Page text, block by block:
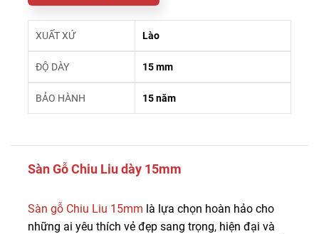
XUẤT XỨ Lào
ĐỘ DÀY 15 mm
BẢO HÀNH 15 năm
Sàn Gỗ Chiu Liu dày 15mm
Sàn gỗ Chiu Liu 15mm là lựa chọn hoàn hảo cho
những ai yêu thích vẻ đẹp sang trọng, hiện đại và